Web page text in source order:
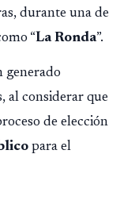
durante una de
“La Ronda”.
generado
al considerar que
de elección
para el